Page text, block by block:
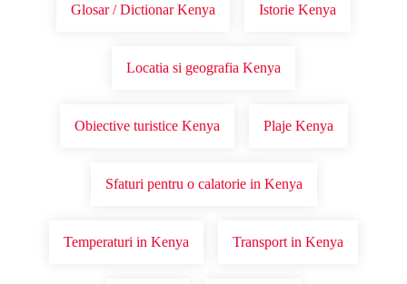
Glosar / Dictionar Kenya Istorie Kenya
Locatia si geografia Kenya
Obiective turistice Kenya Plaje Kenya
Sfaturi pentru o calatorie in Kenya
Temperaturi in Kenya Transport in Kenya